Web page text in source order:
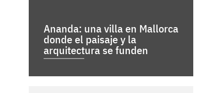
Ananda: una villa en Mallorca
donde el paisaje y la
arquitectura se funden